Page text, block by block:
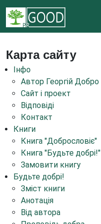
Карта сайту
Інфо
Автор Георгій Добро
Сайт і проект
Відповіді
Контакт
Книги
Книга "Добрословіє"
Книга "Будьте добрі!"
Замовити книгу
Будьте добрі!
Зміст книги
Анотація
Від автора